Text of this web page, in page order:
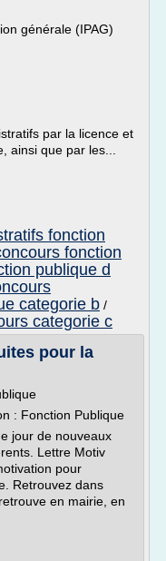
générale (IPAG)
par la licence et
ainsi que par les...
fonction
fonction
publique d
categorie b /
categorie c
pour la
: Fonction Publique
jour de nouveaux
Lettre Motiv
pour
Retrouvez dans
en mairie, en